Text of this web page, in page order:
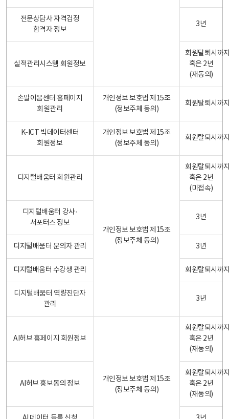
전문상담사 자격검정
합격자 정보
3년
실적관리시스템 회원정보
회원탈퇴시까
혹은 2년
(재동의)
손말이음센터 홈페이지
회원관리
개인정보 보호법 제15조
(정보주체 동의)
회원탈퇴시까
K-ICT 빅데이터센터
회원정보
개인정보 보호법 제15조
(정보주체 동의)
회원탈퇴시까
디지털배움터 회원관리
개인정보 보호법 제15조
(정보주체 동의)
회원탈퇴시까
혹은 2년
(미접속)
디지털배움터 강사·
서포터즈 정보
3년
디지털배움터 문의자 관리 3년
디지털배움터 수강생 관리 회원탈퇴시까
디지털배움터 역량진단자
관리
3년
AI허브 홈페이지 회원정보
개인정보 보호법 제15조
(정보주체 동의)
회원탈퇴시까
혹은 2년
(재동의)
AI허브 홍보동의 정보
회원탈퇴시까
혹은 2년
(재동의)